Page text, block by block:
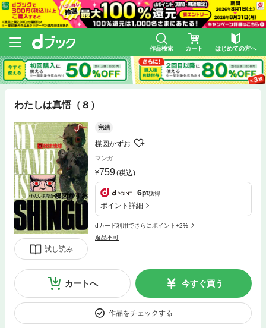
作品検索 カート はじめての方へ
わたしは真悟（８）
試し読み
完結
楳図かずお
マンガ
759(税込)
6pt獲得
ポイント詳細
dカード利用でさらにポイント+2%
返品不可
カートへ 今すぐ買う
作品をチェックする